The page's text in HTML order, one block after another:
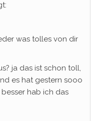
was tolles von dir
ja das ist schon toll,
es hat gestern sooo
hab ich das